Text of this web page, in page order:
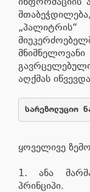
აღქმას
სარეზოლუციო
ყოველივე
1. ანა
პრინციპი.